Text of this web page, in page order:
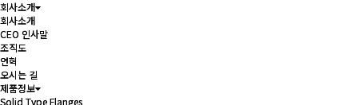
회사소개
회사소개
CEO 인사말
조직도
연혁
오시는 길
제품정보
Solid Type Flanges
회사소개
회사소개
CEO 인사말
조직도
연혁
오시는 길
제품정보
Solid Type Flanges